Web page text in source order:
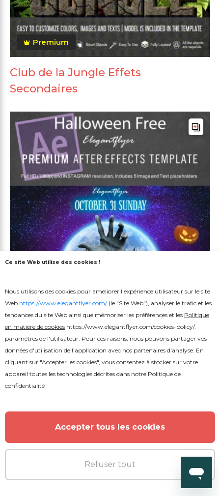
Premium
Club de la Jungle Effets
Secondaires
Gratuit
d'Halloween
Ce site Web utilise des cookies !
Nous utilisons des cookies pour améliorer l'expérience utilisateur sur le site
Web https://www.elegantflyer.com/(le "Site Web"), analyser le trafic et les
tendances du site Web ainsi que mémoriser les préférences et les Politique
en matière de cookies https://www.elegantflyer.com/cookies-policy/.
paramètres de l'utilisateur. Pour ces raisons, nous pouvons partager vos
données d'utilisation de l'application avec nos partenaires d'analyse. En
cliquant sur "Accepter les cookies", vous consentez à stocker sur votre
appareil toutes les technologies décrites dans notre Politique de
confidentialité
Accepter tous les cookies
Refuser tout